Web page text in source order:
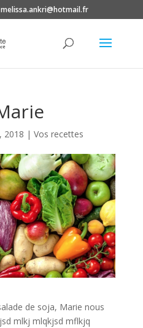
melissa.ankri@hotmail.fr
2018 | Vos recettes
de soja, Marie nous
mlkj mlqkjsd mflkjq